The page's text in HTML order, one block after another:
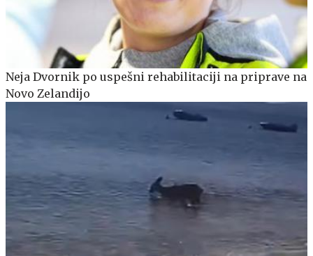
Neja Dvornik po uspešni rehabilitaciji na priprave na
Novo Zelandijo